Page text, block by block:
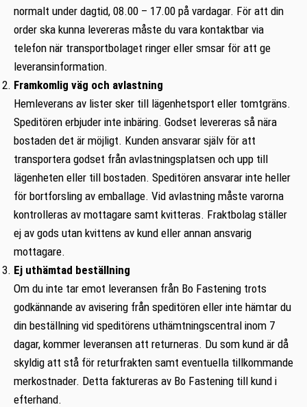
normalt under dagtid, 08.00 – 17.00 på vardagar. För att din
order ska kunna levereras måste du vara kontaktbar via
telefon när transportbolaget ringer eller smsar för att ge
leveransinformation.
Framkomlig väg och avlastning
Hemleverans av lister sker till lägenhetsport eller tomtgräns.
Speditören erbjuder inte inbäring. Godset levereras så nära
bostaden det är möjligt. Kunden ansvarar själv för att
transportera godset från avlastningsplatsen och upp till
lägenheten eller till bostaden. Speditören ansvarar inte heller
för bortforsling av emballage. Vid avlastning måste varorna
kontrolleras av mottagare samt kvitteras. Fraktbolag ställer
ej av gods utan kvittens av kund eller annan ansvarig
mottagare.
Ej uthämtad beställning
Om du inte tar emot leveransen från Bo Fastening trots
godkännande av avisering från speditören eller inte hämtar du
din beställning vid speditörens uthämtningscentral inom 7
dagar, kommer leveransen att returneras. Du som kund är då
skyldig att stå för returfrakten samt eventuella tillkommande
merkostnader. Detta faktureras av Bo Fastening till kund i
efterhand.